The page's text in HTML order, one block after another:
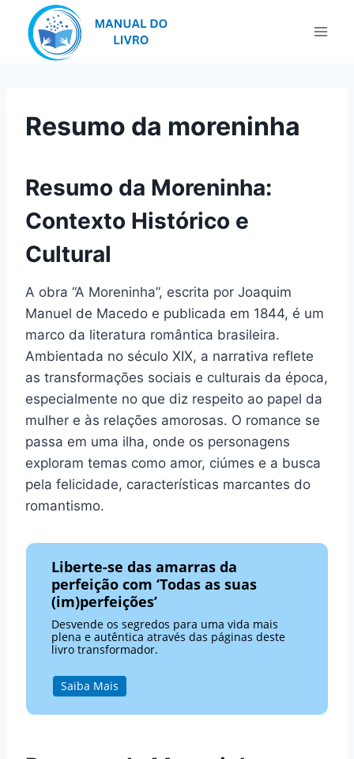
Resumo da moreninha
Resumo da Moreninha:
Contexto Histórico e
Cultural
A obra “A Moreninha”, escrita por Joaquim
Manuel de Macedo e publicada em 1844, é um
marco da literatura romântica brasileira.
Ambientada no século XIX, a narrativa reflete
as transformações sociais e culturais da época,
especialmente no que diz respeito ao papel da
mulher e às relações amorosas. O romance se
passa em uma ilha, onde os personagens
exploram temas como amor, ciúmes e a busca
pela felicidade, características marcantes do
romantismo.
Liberte-se das amarras da
perfeição com ‘Todas as suas
(im)perfeições’
Desvende os segredos para uma vida mais
plena e autêntica através das páginas deste
livro transformador.
Saiba Mais